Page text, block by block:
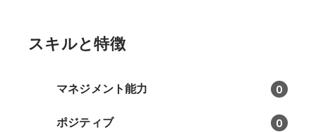
スキルと特徴
マネジメント能力 0
ポジティブ 0